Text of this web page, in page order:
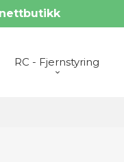
RC - Fjernstyring